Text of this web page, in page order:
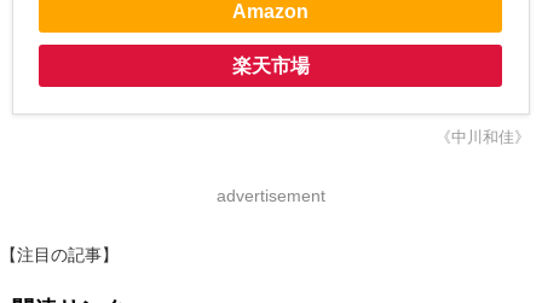
Amazon
楽天市場
《中川和佳》
advertisement
【注目の記事】